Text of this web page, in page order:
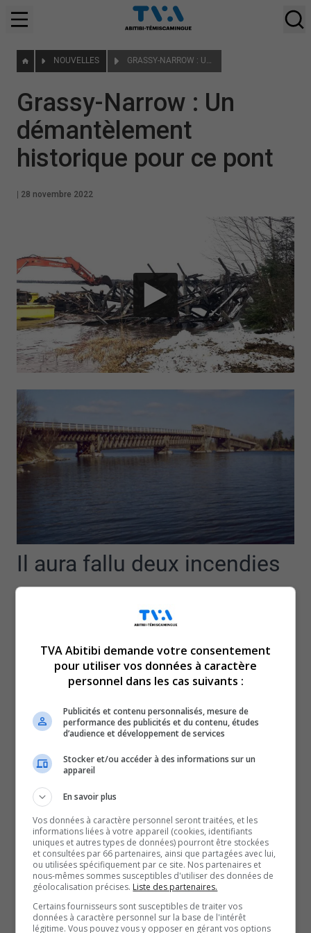
NOUVELLES GRASSY-NARROW : UN DÉMANTÈLEMENT HISTORIQUE POUR CE PONT
Grassy-Narrow : Un
démantèlement
historique pour ce pont
28 novembre 2022
Il aura fallu deux incendies
et une pelle mécanique
pour venir à bout du
pont Grassy-Narrow, à
Moffet.
n’a pas été épargnée : deux incendies majeurs en 1983 et
2015 et deux effondrements en 1949 et 2010.
Un pan de l’histoire de la municipalité se tourne avec le
démantèlement des restes de ce qui, autrefois, était la
fierté de Moffet.
Opération impressionnante pour venir à bout du pont.
Le contrat a été octroyé à Constructions BSL, une
entreprise près de Québec.
Le maire Alexandre Binette a un pincement au
TVA Abitibi demande votre consentement
pour utiliser vos données à caractère
personnel dans les cas suivants :
Publicités et contenu personnalisés, mesure de
performance des publicités et du contenu, études
d’audience et développement de services
Stocker et/ou accéder à des informations sur un
appareil
En savoir plus
Vos données à caractère personnel seront traitées, et les
informations liées à votre appareil (cookies, identifiants
uniques et autres types de données) pourront être stockées
et consultées par 66 partenaires, ainsi que partagées avec lui,
ou utilisées spécifiquement par ce site. Nos partenaires et
nous-mêmes sommes susceptibles d'utiliser des données de
géolocalisation précises. Liste des partenaires.
Certains fournisseurs sont susceptibles de traiter vos
données à caractère personnel sur la base de l'intérêt
légitime. Vous pouvez vous y opposer en gérant vos options